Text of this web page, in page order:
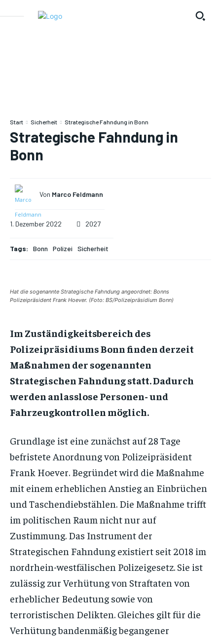
Start Sicherheit Strategische Fahndung in Bonn
Strategische Fahndung in
Bonn
Von Marco Feldmann
1. Dezember 2022 2027
Tags: Bonn Polizei Sicherheit
Hat die sogenannte Strategische Fahndung angeordnet: Bonns
Polizeipräsident Frank Hoever. (Foto: BS/Polizeipräsidium Bonn)
Im Zuständigkeitsbereich des
Polizeipräsidiums Bonn finden derzeit
Maßnahmen der sogenannten
Strategischen Fahndung statt. Dadurch
werden anlasslose Personen- und
Fahrzeugkontrollen möglich.
Grundlage ist eine zunächst auf 28 Tage
befristete Anordnung von Polizeipräsident
Frank Hoever. Begründet wird die Maßnahme
mit einem erheblichen Anstieg an Einbrüchen
und Taschendiebstählen. Die Maßnahme trifft
im politischen Raum nicht nur auf
Zustimmung. Das Instrument der
Strategischen Fahndung existiert seit 2018 im
nordrhein-westfälischen Polizeigesetz. Sie ist
zulässig zur Verhütung von Straftaten von
erheblicher Bedeutung sowie von
terroristischen Delikten. Gleiches gilt für die
Verhütung bandenmäßig begangener